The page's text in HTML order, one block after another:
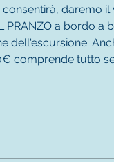
daremo il
PRANZO a bordo
dell'escursione.
comprende tutto